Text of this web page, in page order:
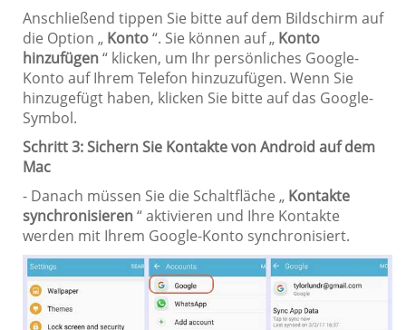
Anschließend tippen Sie bitte auf dem Bildschirm auf
die Option „ Konto“. Sie können auf „ Konto
hinzufügen“ klicken, um Ihr persönliches Google-
Konto auf Ihrem Telefon hinzuzufügen. Wenn Sie
hinzugefügt haben, klicken Sie bitte auf das Google-
Symbol.
Schritt 3: Sichern Sie Kontakte von Android auf dem
Mac
- Danach müssen Sie die Schaltfläche „ Kontakte
synchronisieren“ aktivieren und Ihre Kontakte
werden mit Ihrem Google-Konto synchronisiert.